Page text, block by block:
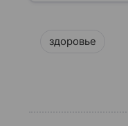
здоровье